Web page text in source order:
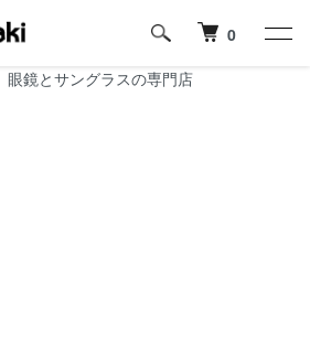
鏡とサングラスの専門店
0